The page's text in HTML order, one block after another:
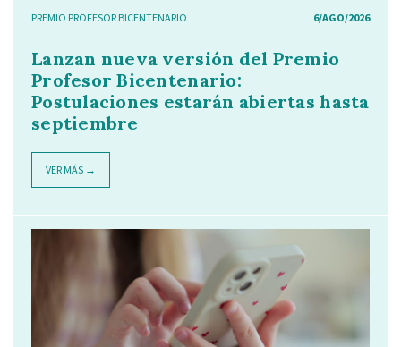
PREMIO PROFESOR BICENTENARIO 6/AGO/2026
Lanzan nueva versión del Premio
Profesor Bicentenario:
Postulaciones estarán abiertas hasta
septiembre
VER MÁS →